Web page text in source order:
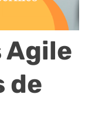
Agile
de